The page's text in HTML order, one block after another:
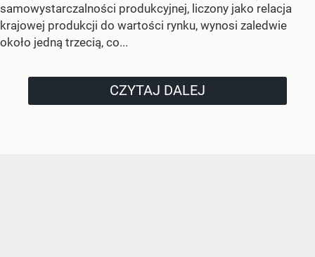
samowystarczalności produkcyjnej, liczony jako relacja
krajowej produkcji do wartości rynku, wynosi zaledwie
około jedną trzecią, co...
CZYTAJ DALEJ